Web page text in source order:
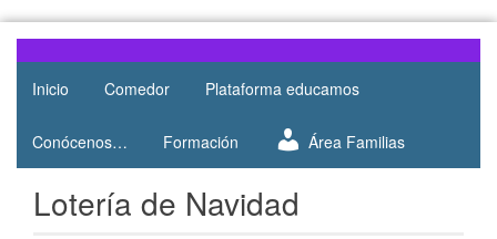
AMPA
Salesianos
Atocha
AMPA del
Colegio
de Atocha
Inicio Comedor Plataforma educamos
Conócenos… Formación Área Familias
Lotería de Navidad